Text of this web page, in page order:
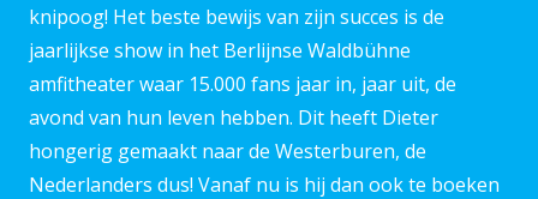
knipoog! Het beste bewijs van zijn succes is de
jaarlijkse show in het Berlijnse Waldbühne
amfitheater waar 15.000 fans jaar in, jaar uit, de
avond van hun leven hebben. Dit heeft Dieter
hongerig gemaakt naar de Westerburen, de
Nederlanders dus! Vanaf nu is hij dan ook te boeken